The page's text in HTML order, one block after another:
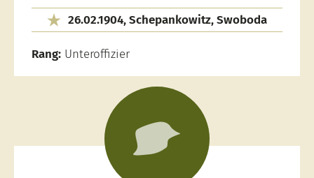
26.02.1904, Schepankowitz, Swoboda
Rang: Unteroffizier